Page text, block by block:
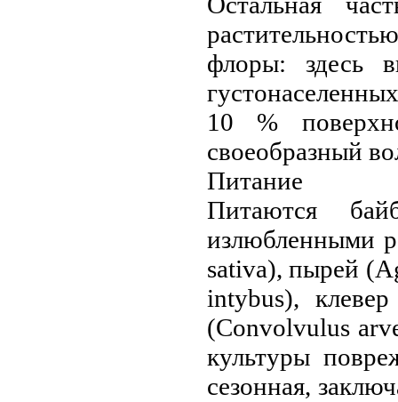
флоры: здесь
10 %
своеобразный
Питание
Питаются
излюбленными
sativa), пырей
intybus),
(Convolvulus
культуры
сезонная,